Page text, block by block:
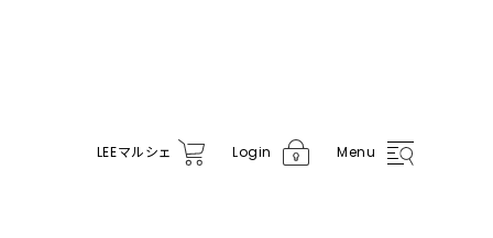
LEEマルシェ Login Menu